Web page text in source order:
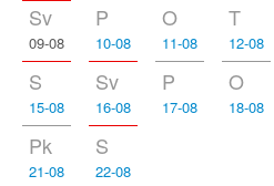
Sv
09-08
P
10-08
O
11-08
T
12-08
S
15-08
Sv
16-08
P
17-08
O
18-08
Pk
21-08
S
22-08